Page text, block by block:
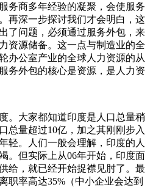
务商多年经验的凝聚，会使服务
再深一步探讨我们才会明白，这
了问题，必须通过服务外包，来
资源储备。这一点与制造业的全
办公室产业的全球人力资源的从
务外包的核心是资源，是人力资
。大家都知道印度是人口总量稍
总量超过10亿，加之其刚刚步入
轻。人们一般会理解，印度的人
。但实际上从06年开始，印度面
给，就已经开始捉襟见肘了。最
职率高达35%（中小企业会达到